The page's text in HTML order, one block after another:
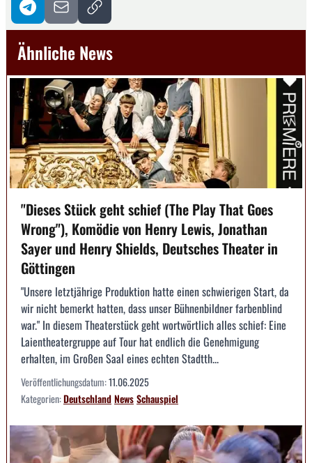
Ähnliche News
"Dieses Stück geht schief (The Play That Goes
Wrong"), Komödie von Henry Lewis, Jonathan
Sayer und Henry Shields, Deutsches Theater in
Göttingen
"Unsere letztjährige Produktion hatte einen schwierigen Start, da
wir nicht bemerkt hatten, dass unser Bühnenbildner farbenblind
war." In diesem Theaterstück geht wortwörtlich alles schief: Eine
Laientheatergruppe auf Tour hat endlich die Genehmigung
erhalten, im Großen Saal eines echten Stadtth...
Veröffentlichungsdatum:11.06.2025
Kategorien:DeutschlandNewsSchauspiel